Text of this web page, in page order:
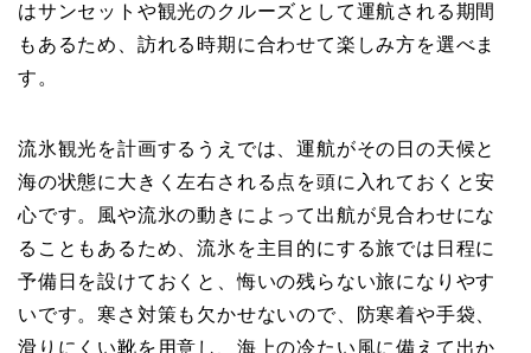
はサンセットや観光のクルーズとして運航される期間
もあるため、訪れる時期に合わせて楽しみ方を選べま
す。
流氷観光を計画するうえでは、運航がその日の天候と
海の状態に大きく左右される点を頭に入れておくと安
心です。風や流氷の動きによって出航が見合わせにな
ることもあるため、流氷を主目的にする旅では日程に
予備日を設けておくと、悔いの残らない旅になりやす
いです。寒さ対策も欠かせないので、防寒着や手袋、
滑りにくい靴を用意し、海上の冷たい風に備えて出か